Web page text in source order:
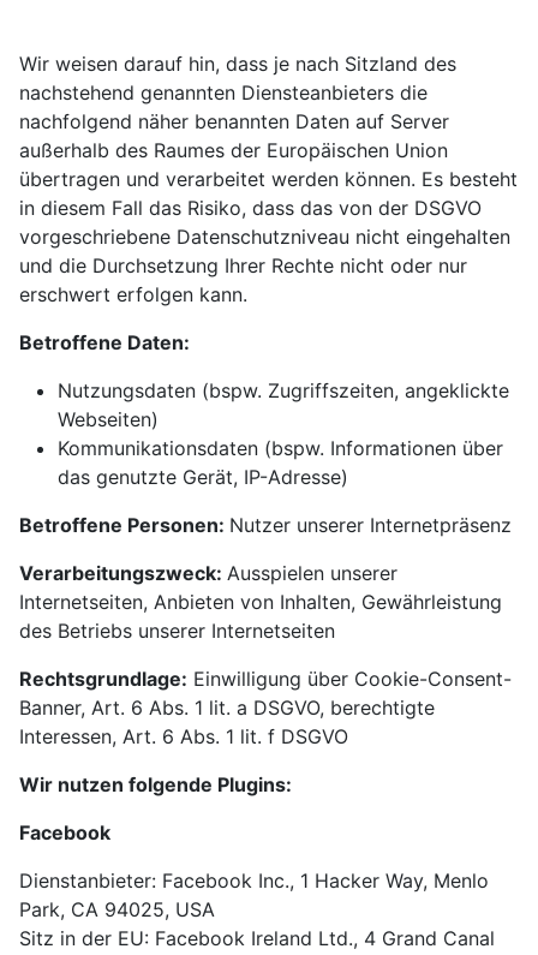
Wir weisen darauf hin, dass je nach Sitzland des
nachstehend genannten Diensteanbieters die
nachfolgend näher benannten Daten auf Server
außerhalb des Raumes der Europäischen Union
übertragen und verarbeitet werden können. Es besteht
in diesem Fall das Risiko, dass das von der DSGVO
vorgeschriebene Datenschutzniveau nicht eingehalten
und die Durchsetzung Ihrer Rechte nicht oder nur
erschwert erfolgen kann.
Betroffene Daten:
Nutzungsdaten (bspw. Zugriffszeiten, angeklickte
Webseiten)
Kommunikationsdaten (bspw. Informationen über
das genutzte Gerät, IP-Adresse)
Betroffene Personen: Nutzer unserer Internetpräsenz
Verarbeitungszweck: Ausspielen unserer
Internetseiten, Anbieten von Inhalten, Gewährleistung
des Betriebs unserer Internetseiten
Rechtsgrundlage: Einwilligung über Cookie-Consent-
Banner, Art. 6 Abs. 1 lit. a DSGVO, berechtigte
Interessen, Art. 6 Abs. 1 lit. f DSGVO
Wir nutzen folgende Plugins:
Facebook
Dienstanbieter: Facebook Inc., 1 Hacker Way, Menlo
Park, CA 94025, USA
Sitz in der EU: Facebook Ireland Ltd., 4 Grand Canal